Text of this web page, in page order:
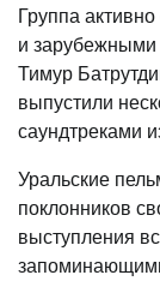
Группа
и зарубежными
Тимур
выпустили
саундтреками
Уральские
поклонников
выступления